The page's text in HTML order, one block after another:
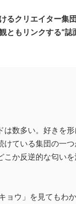
るクリエイター集
ともリンクする“誌
は数多い。好きを
ている集団の一つ
か反逆的な匂いを
ョウ」を見てもわ